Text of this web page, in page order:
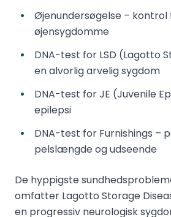
Øjenundersøgelse – kontrol
øjensygdomme
DNA-test for LSD (Lagotto
en alvorlig arvelig sygdom
DNA-test for JE (Juvenile
epilepsi
DNA-test for Furnishings –
pelslængde og udseende
De hyppigste
omfatter Lagotto Storage
en progressiv neurologisk